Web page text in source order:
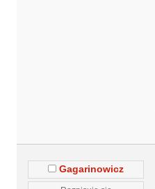
Gagarinowicz